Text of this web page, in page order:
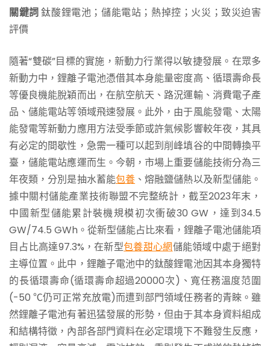
關鍵詞鈦酸鋰電池；儲能電站；熱掉控；火災；致災迫害
評價
隨著“雙碳”目標的實施，新動力行業得以敏捷發展。在眾多
新動力中，鋰離子電池憑借其本身能量密度高、循環壽命長
等優良機能脫穎而出，在航空航天、路況運輸、消費電子產
品、儲能電站等領域飛速發展。此外，由于風能發電、太陽
能發電等新動力應用方法受季節或許氣候影響較年夜，其具
有必定的間歇性，急需一種可以起到削峰填谷的中間轉換平
臺，儲能電站應運而生。今朝，市場上重要儲能技術分為三
年夜類，分別是抽水蓄能包養 、熔融鹽儲熱以及新型儲能。
據中關村儲能產業技術聯盟不完整統計，截至2023年末，
中國新型儲能累計裝機規模初次衝破30 GW，達到34.5
GW/74.5 GWh。從新型儲能占比來看，鋰離子電池儲能項
目占比高達97.3%，在新型包養甜心網儲能領域中處于絕對
主導位置。此中，鋰離子電池中的鈦酸鋰電池因其本身獨特
的長循環壽命(循環壽命超過20000次)、寬任務溫度范圍
(-50 ℃仍可正常充放電)而遭到部門領域任務者的青睞。雖
然鋰離子電池有著迅猛發展的形勢，但由于其本身資料組成
和結構特徵，內部各部門資料在必定環境下不難發生反應，